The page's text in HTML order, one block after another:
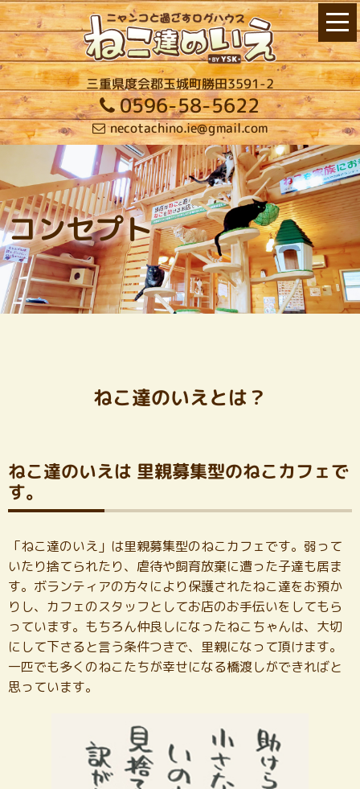
三重県度会郡玉城町勝田3591-2
0596-58-5622
necotachino.ie@gmail.com
コンセプト
ねこ達のいえとは？
ねこ達のいえは 里親募集型のねこカフェで
す。
「ねこ達のいえ」は里親募集型のねこカフェです。弱って
いたり捨てられたり、虐待や飼育放棄に遭った子達も居ま
す。ボランティアの方々により保護されたねこ達をお預か
りし、カフェのスタッフとしてお店のお手伝いをしてもら
っています。もちろん仲良しになったねこちゃんは、大切
にして下さると言う条件つきで、里親になって頂けます。
一匹でも多くのねこたちが幸せになる橋渡しができればと
思っています。